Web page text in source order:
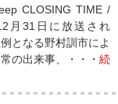
CLOSING TIME /
月31日に放送され
となる野村訓市によ
の出来事、・・・ 続